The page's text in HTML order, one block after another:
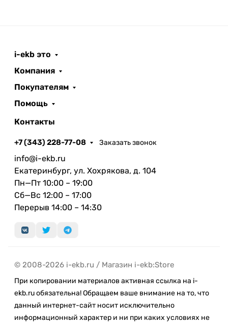
i-ekb это
Компания
Покупателям
Помощь
Контакты
+7 (343) 228-77-08 Заказать звонок
info@i-ekb.ru
Екатеринбург, ул. Хохрякова, д. 104
Пн—Пт 10:00 – 19:00
Сб—Вс 12:00 – 17:00
Перерыв 14:00 – 14:30
© 2008-2026 i-ekb.ru / Магазин i-ekb:Store
При копировании материалов активная ссылка на i-
ekb.ru обязательна! Обращаем ваше внимание на то, что
данный интернет-сайт носит исключительно
информационный характер и ни при каких условиях не